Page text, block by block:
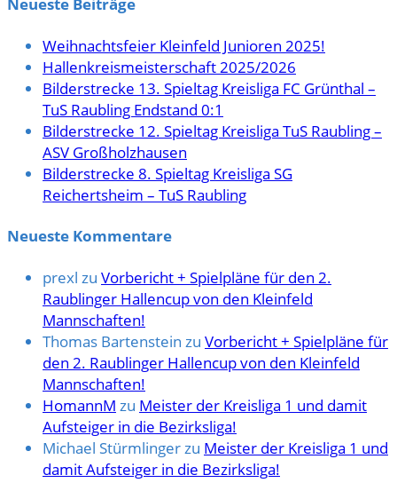
Weihnachtsfeier Kleinfeld Junioren 2025!
Hallenkreismeisterschaft 2025/2026
Bilderstrecke 13. Spieltag Kreisliga FC Grünthal –
TuS Raubling Endstand 0:1
Bilderstrecke 12. Spieltag Kreisliga TuS Raubling –
ASV Großholzhausen
Bilderstrecke 8. Spieltag Kreisliga SG
Reichertsheim – TuS Raubling
Neueste Kommentare
prexl zu Vorbericht + Spielpläne für den 2.
Raublinger Hallencup von den Kleinfeld
Mannschaften!
Thomas Bartenstein zu Vorbericht + Spielpläne für
den 2. Raublinger Hallencup von den Kleinfeld
Mannschaften!
HomannM zu Meister der Kreisliga 1 und damit
Aufsteiger in die Bezirksliga!
Michael Stürmlingerzu Meister der Kreisliga 1 und
damit Aufsteiger in die Bezirksliga!